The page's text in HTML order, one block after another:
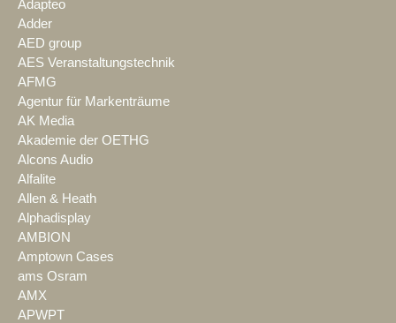
Adapteo
Adder
AED group
AES Veranstaltungstechnik
AFMG
Agentur für Markenträume
AK Media
Akademie der OETHG
Alcons Audio
Alfalite
Allen & Heath
Alphadisplay
AMBION
Amptown Cases
ams Osram
AMX
APWPT